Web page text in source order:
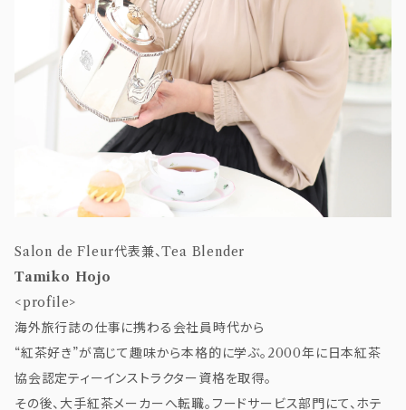
Salon de Fleur代表兼、Tea Blender
Tamiko Hojo
<profile>
海外旅行誌の仕事に携わる会社員時代から
“紅茶好き”が高じて趣味から本格的に学ぶ。2000年に日本紅茶
協会認定ティーインストラクター資格を取得。
その後、大手紅茶メーカーへ転職。フードサービス部門にて、ホテ